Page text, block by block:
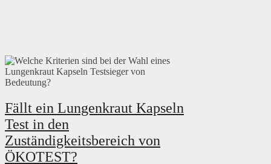
Fällt ein Lungenkraut Kapseln
Test in den
Zuständigkeitsbereich von
ÖKOTEST?